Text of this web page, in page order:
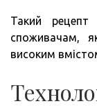
Такий рецепт
споживачам,
високим